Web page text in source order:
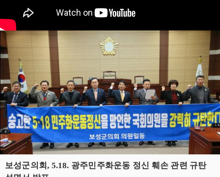
보성군의회, 5.18. 광주민주화운동 정신 훼손 관련 규탄